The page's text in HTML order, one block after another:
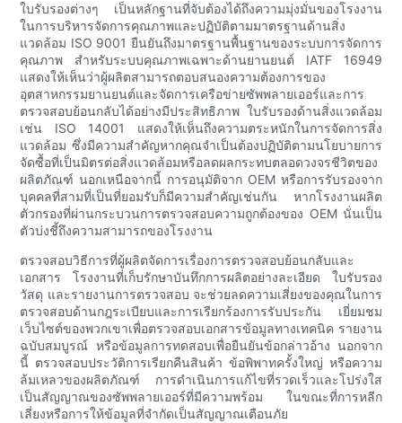
ใบรับรองต่างๆ เป็นหลักฐานที่จับต้องได้ถึงความมุ่งมั่นของโรงงาน
ในการบริหารจัดการคุณภาพและปฏิบัติตามมาตรฐานด้านสิ่ง
แวดล้อม ISO 9001 ยืนยันถึงมาตรฐานพื้นฐานของระบบการจัดการ
คุณภาพ สำหรับระบบคุณภาพเฉพาะด้านยานยนต์ IATF 16949
แสดงให้เห็นว่าผู้ผลิตสามารถตอบสนองความต้องการของ
อุตสาหกรรมยานยนต์และจัดการเครือข่ายซัพพลายเออร์และการ
ตรวจสอบย้อนกลับได้อย่างมีประสิทธิภาพ ใบรับรองด้านสิ่งแวดล้อม
เช่น ISO 14001 แสดงให้เห็นถึงความตระหนักในการจัดการสิ่ง
แวดล้อม ซึ่งมีความสำคัญหากคุณจำเป็นต้องปฏิบัติตามนโยบายการ
จัดซื้อที่เป็นมิตรต่อสิ่งแวดล้อมหรือลดผลกระทบตลอดวงจรชีวิตของ
ผลิตภัณฑ์ นอกเหนือจากนี้ การอนุมัติจาก OEM หรือการรับรองจาก
บุคคลที่สามที่เป็นที่ยอมรับก็มีความสำคัญเช่นกัน หากโรงงานผลิต
ตัวกรองที่ผ่านกระบวนการตรวจสอบความถูกต้องของ OEM นั่นเป็น
ตัวบ่งชี้ถึงความสามารถของโรงงาน
ตรวจสอบวิธีการที่ผู้ผลิตจัดการเรื่องการตรวจสอบย้อนกลับและ
เอกสาร โรงงานที่เก็บรักษาบันทึกการผลิตอย่างละเอียด ใบรับรอง
วัสดุ และรายงานการตรวจสอบ จะช่วยลดความเสี่ยงของคุณในการ
ตรวจสอบด้านกฎระเบียบและการเรียกร้องการรับประกัน เยี่ยมชม
เว็บไซต์ของพวกเขาเพื่อตรวจสอบเอกสารข้อมูลทางเทคนิค รายงาน
ฉบับสมบูรณ์ หรือข้อมูลการทดสอบเพื่อยืนยันข้อกล่าวอ้าง นอกจาก
นี้ ตรวจสอบประวัติการเรียกคืนสินค้า ข้อพิพาทครั้งใหญ่ หรือความ
ล้มเหลวของผลิตภัณฑ์ การดำเนินการแก้ไขที่รวดเร็วและโปร่งใส
เป็นสัญญาณของซัพพลายเออร์ที่มีความพร้อม ในขณะที่การหลีก
เลี่ยงหรือการให้ข้อมูลที่จำกัดเป็นสัญญาณเตือนภัย